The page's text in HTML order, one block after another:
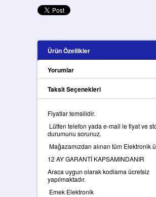
Ürün Özellikler
Yorumlar
Taksit Seçenekleri
Fiyatlar temsilidir.
Lütfen telefon yada e-mail le fiyat ve
durumunu sorunuz.
Mağazamızdan alınan tüm Elektronik
12 AY GARANTİ KAPSAMINDANIR
Araca uygun olarak kodlama ücretsiz
yapılmaktadır.
Emek Elektronik